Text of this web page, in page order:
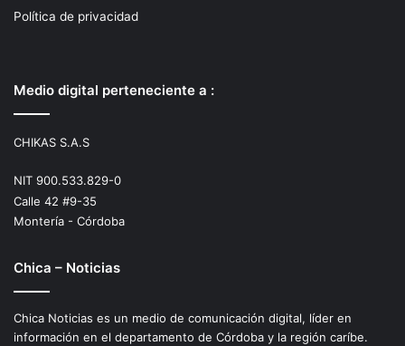
Política de privacidad
Medio digital perteneciente a :
CHIKAS S.A.S
NIT 900.533.829-0
Calle 42 #9-35
Montería - Córdoba
Chica – Noticias
Chica Noticias es un medio de comunicación digital, líder en
información en el departamento de Córdoba y la región caríbe.